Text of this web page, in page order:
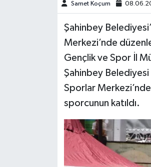
Samet Koçum
Şahinbey
Merkezi’nde
Gençlik ve Spor İl
Şahinbey
Sporlar
sporcunun katıldı.
Video Haber
Yeme-İçme